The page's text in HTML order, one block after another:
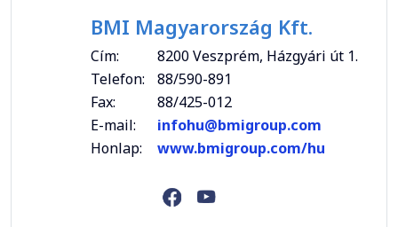
BMI Magyarország Kft.
Cím:
8200 Veszprém, Házgyári út 1.
Telefon:
88/590-891
Fax:
88/425-012
E-mail:
infohu@bmigroup.com
Honlap:
www.bmigroup.com/hu